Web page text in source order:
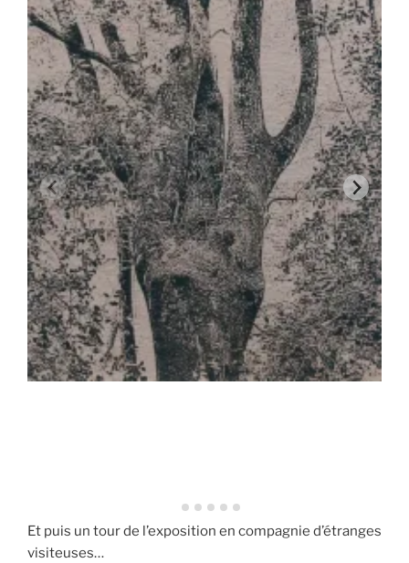
Et puis un tour de l’exposition en compagnie d’étranges
visiteuses…